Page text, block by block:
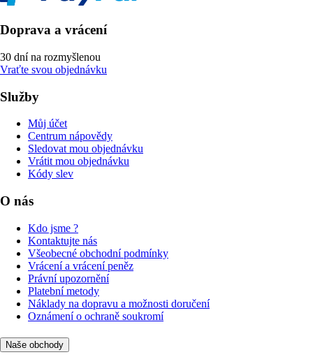
Doprava a vrácení
30 dní na rozmyšlenou
Vraťte svou objednávku
Služby
Můj účet
Centrum nápovědy
Sledovat mou objednávku
Vrátit mou objednávku
Kódy slev
O nás
Kdo jsme ?
Kontaktujte nás
Všeobecné obchodní podmínky
Vrácení a vrácení peněz
Právní upozornění
Platební metody
Náklady na dopravu a možnosti doručení
Oznámení o ochraně soukromí
Naše obchody